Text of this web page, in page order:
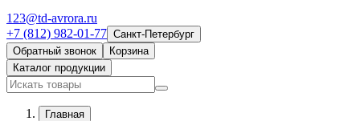
123@td-avrora.ru
+7 (812) 982-01-77 Санкт-Петербург
Обратный звонок
Корзина
Каталог продукции
Главная